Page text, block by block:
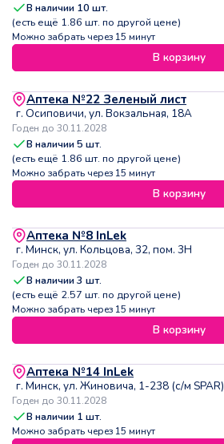
В наличии 10 шт.
(есть ещё 1.86 шт. по другой цене)
Можно забрать через 15 минут
В корзину
Аптека №22 Зеленый лист
г. Осиповичи, ул. Вокзальная, 18А
Годен до 30.11.2028
В наличии5 шт.
(есть ещё 1.86 шт. по другой цене)
Можно забрать через 15 минут
В корзину
Аптека №8 InLek
г. Минск, ул. Кольцова, 32, пом. 3Н
Годен до 30.11.2028
В наличии3 шт.
(есть ещё 2.57 шт. по другой цене)
Можно забрать через 15 минут
В корзину
Аптека №14 InLek
г. Минск, ул. Жиновича, 1-238 (с/м SPAR)
Годен до 30.11.2028
В наличии 1 шт.
Можно забрать через 15 минут